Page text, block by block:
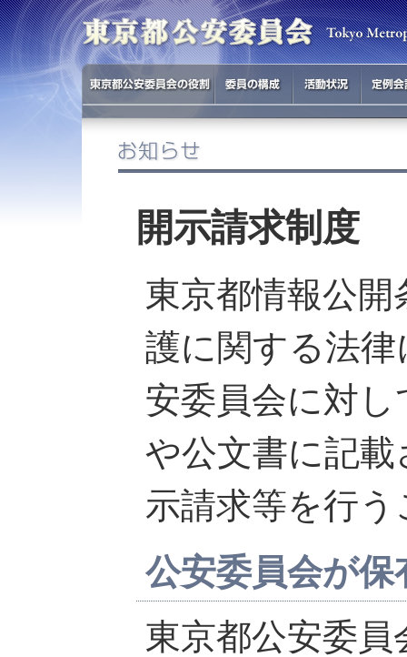
開示請求制度
東京都情報公
護に関する法
安委員会に対
や公文書に記
示請求等を行
公安委員会が
東京都公安委